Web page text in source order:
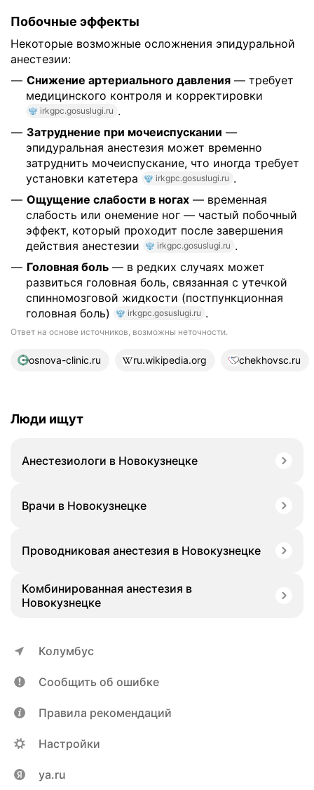
Побочные эффекты
Некоторые возможные осложнения эпидуральной
анестезии:
Снижение артериального давления — требует
медицинского контроля и корректировки
irkgpc.gosuslugi.ru .
Затруднение при мочеиспускании —
эпидуральная анестезия может временно
затруднить мочеиспускание, что иногда требует
установки катетера
irkgpc.gosuslugi.ru .
Ощущение слабости в ногах — временная
слабость или онемение ног — частый побочный
эффект, который проходит после завершения
действия анестезии
irkgpc.gosuslugi.ru .
Головная боль — в редких случаях может
развиться головная боль, связанная с утечкой
спинномозговой жидкости (постпункционная
головная боль)
irkgpc.gosuslugi.ru .
Ответ на основе источников, возможны неточности.
18 источников
osnova-clinic.ru ru.wikipedia.org chekhovsc.ru
Люди ищут
Анестезиологи в Новокузнецке
Врачи в Новокузнецке
Проводниковая анестезия в Новокузнецке
Комбинированная анестезия в
Новокузнецке
Колумбус
Сообщить об ошибке
Правила рекомендаций
Настройки
ya.ru